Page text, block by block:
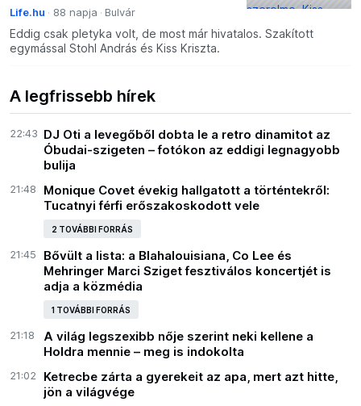
Life.hu 88 napja Bulvár
Eddig csak pletyka volt, de most már hivatalos. Szakított
egymással Stohl András és Kiss Kriszta.
A legfrissebb hírek
22:43 DJ Oti a levegőből dobta le a retro dinamitot az
Óbudai-szigeten – fotókon az eddigi legnagyobb
bulija
21:48
Monique Covet évekig hallgatott a történtekről:
Tucatnyi férfi erőszakoskodott vele
2 TOVÁBBI FORRÁS
21:45
Bővült a lista: a Blahalouisiana, Co Lee és
Mehringer Marci Sziget fesztiválos koncertjét is
adja a közmédia
1 TOVÁBBI FORRÁS
21:18
A világ legszexibb nője szerint neki kellene a
Holdra mennie – meg is indokolta
21:02
Ketrecbe zárta a gyerekeit az apa, mert azt hitte,
jön a világvége